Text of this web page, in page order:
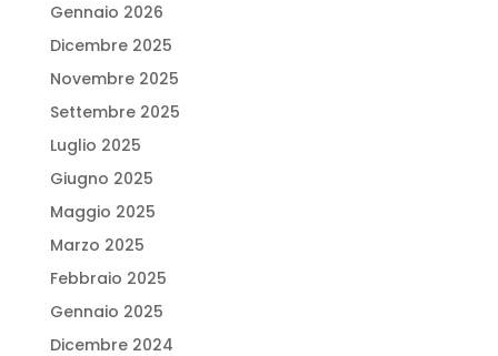
Gennaio 2026
Dicembre 2025
Novembre 2025
Settembre 2025
Luglio 2025
Giugno 2025
Maggio 2025
Marzo 2025
Febbraio 2025
Gennaio 2025
Dicembre 2024